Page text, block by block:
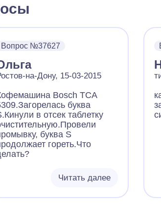
Вопрос №37627
на-Дону, 15-03-2015
Bosch TCA
буква
в отсек таблетку
буква S
гореть.Что
Читать далее